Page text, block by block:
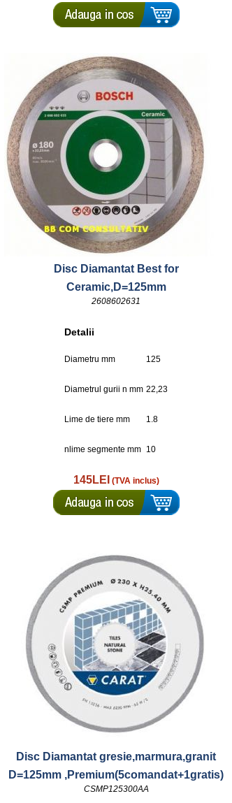
Disc Diamantat Best for
Ceramic,D=125mm
2608602631
Detalii
Diametru mm 125
Diametrul gurii n mm 22,23
Lime de tiere mm 1.8
nlime segmente mm 10
145LEI (TVA inclus)
Disc Diamantat gresie,marmura,granit
D=125mm ,Premium(5comandat+1gratis)
CSMP125300AA